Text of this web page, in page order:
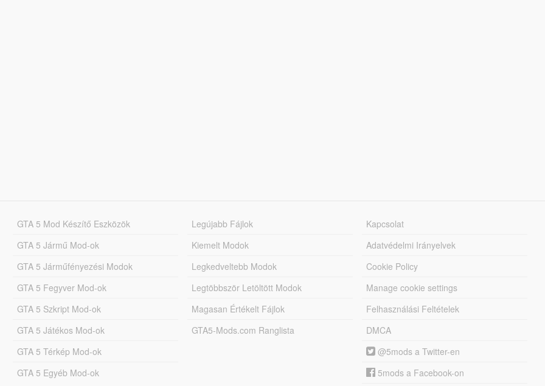
GTA 5 Mod Készítő Eszközök
GTA 5 Jármű Mod-ok
GTA 5 Járműfényezési Modok
GTA 5 Fegyver Mod-ok
GTA 5 Szkript Mod-ok
GTA 5 Játékos Mod-ok
GTA 5 Térkép Mod-ok
GTA 5 Egyéb Mod-ok
Legújabb Fájlok
Kiemelt Modok
Legkedveltebb Modok
Legtöbbször Letöltött Modok
Magasan Értékelt Fájlok
GTA5-Mods.com Ranglista
Kapcsolat
Adatvédelmi Irányelvek
Cookie Policy
Manage cookie settings
Felhasználási Feltételek
DMCA
@5mods a Twitter-en
5mods a Facebook-on